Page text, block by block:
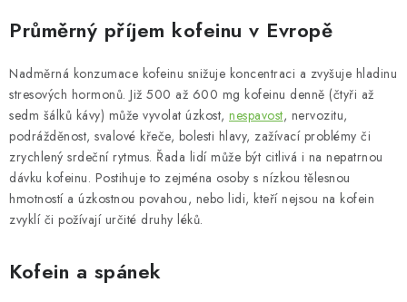
Průměrný příjem kofeinu v Evropě
Nadměrná konzumace kofeinu snižuje koncentraci a zvyšuje hladinu
stresových hormonů. Již 500 až 600 mg kofeinu denně (čtyři až
sedm šálků kávy) může vyvolat úzkost, nespavost, nervozitu,
podrážděnost, svalové křeče, bolesti hlavy, zažívací problémy či
zrychlený srdeční rytmus. Řada lidí může být citlivá i na nepatrnou
dávku kofeinu. Postihuje to zejména osoby s nízkou tělesnou
hmotností a úzkostnou povahou, nebo lidi, kteří nejsou na kofein
zvyklí či požívají určité druhy léků.
Kofein a spánek